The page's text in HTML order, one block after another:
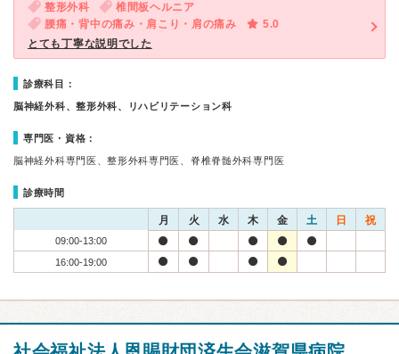
整形外科
椎間板ヘルニア
腰痛・背中の痛み・肩こり・肩の痛み
5.0
とても丁寧な説明でした
診療科目：
脳神経外科、整形外科、リハビリテーション科
専門医・資格：
脳神経外科専門医、整形外科専門医、脊椎脊髄外科専門医
診療時間
月 火 水 木 金 土 日 祝
09:00-13:00
16:00-19:00